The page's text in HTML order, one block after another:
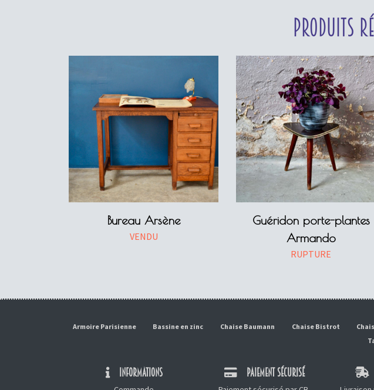
Produits
Bureau Arsène
VENDU
Guéridon porte-plantes
Armando
RUPTURE
Armoire Parisienne Bassine en zinc Chaise Baumann Chaise Bistrot
INFORMATIONS PAIEMENT SÉCURISÉ